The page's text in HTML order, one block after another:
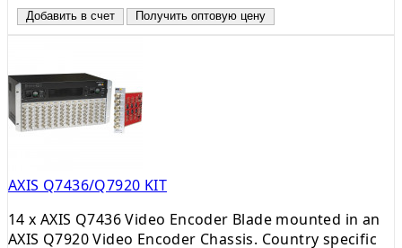
Добавить в счет Получить оптовую цену
AXIS Q7436/Q7920 KIT
14 x AXIS Q7436 Video Encoder Blade mounted in an
AXIS Q7920 Video Encoder Chassis. Country specific